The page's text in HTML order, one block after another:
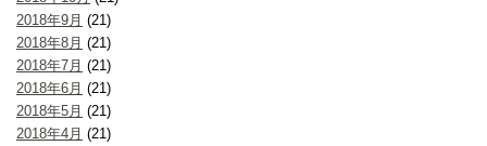
2018年9月 (21)
2018年8月 (21)
2018年7月 (21)
2018年6月 (21)
2018年5月 (21)
2018年4月 (21)